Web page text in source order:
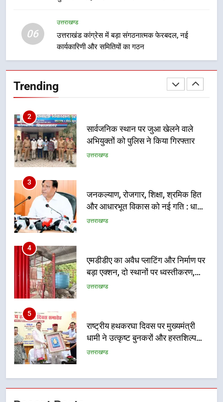
06
उत्तराखण्ड
उत्तराखंड कांग्रेस में बड़ा संगठनात्मक फेरबदल, नई
कार्यकारिणी और समितियों का गठन
Trending
प्रतिभा का प्रदर्शन
सार्वजनिक स्थान पर जुआ खेलने वाले
अभियुक्तों को पुलिस ने किया गिरफ्तार
3
जनकल्याण, रोजगार, शिक्षा, श्रमिक हित
और आधारभूत विकास को नई गति : धामी
कैबिनेट के ऐतिहासिक फैसले
उत्तराखण्ड
4
एमडीडीए का अवैध प्लाटिंग और निर्माण पर
बड़ा एक्शन, दो स्थानों पर ध्वस्तीकरण,
मसूरी मार्ग पर अवैध निर्माण सील
उत्तराखण्ड
5
राष्ट्रीय हथकरघा दिवस पर मुख्यमंत्री
धामी ने उत्कृष्ट बुनकरों और हस्तशिल्प
कारीगरों को किया सम्मानित
उत्तराखण्ड
6
उत्तराखंड कांग्रेस में बड़ा संगठनात्मक
फेरबदल, नई कार्यकारिणी और समितियों
का गठन
उत्तराखण्ड
7
मुख्यमंत्री धामी बोले- युवाओं को रोजगार